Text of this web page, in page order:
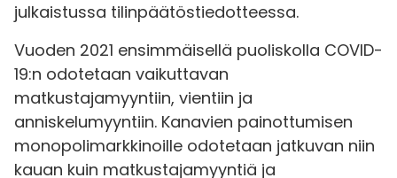
julkaistussa tilinpäätöstiedotteessa.
Vuoden 2021 ensimmäisellä puoliskolla COVID-
19:n odotetaan vaikuttavan
matkustajamyyntiin, vientiin ja
anniskelumyyntiin. Kanavien painottumisen
monopolimarkkinoille odotetaan jatkuvan niin
kauan kuin matkustajamyyntiä ja